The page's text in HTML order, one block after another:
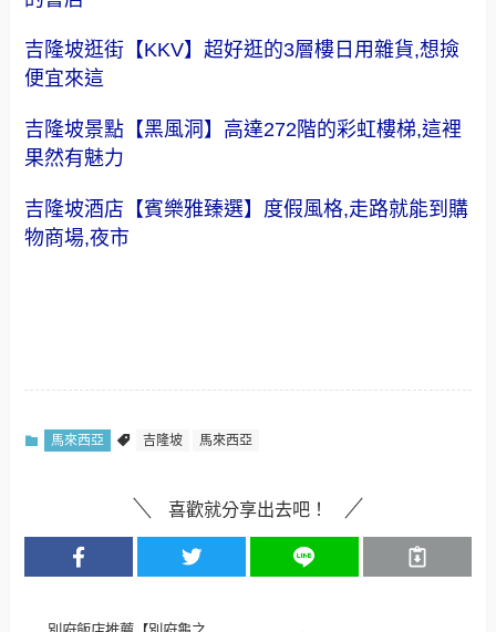
吉隆坡逛街【KKV】超好逛的3層樓日用雜貨,想撿
便宜來這
吉隆坡景點【黑風洞】高達272階的彩虹樓梯,這裡
果然有魅力
吉隆坡酒店【賓樂雅臻選】度假風格,走路就能到購
物商場,夜市
馬來西亞 吉隆坡 馬來西亞
喜歡就分享出去吧！